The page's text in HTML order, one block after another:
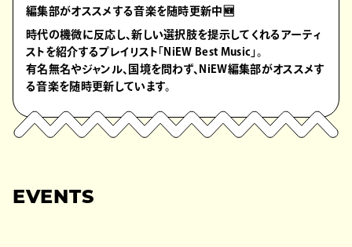
編集部がオススメする音楽を随時更新中🆕
時代の機微に反応し、新しい選択肢を提示してくれるアーティ
ストを紹介するプレイリスト「NiEW Best Music」。
有名無名やジャンル、国境を問わず、NiEW編集部がオススメす
る音楽を随時更新しています。
EVENTS